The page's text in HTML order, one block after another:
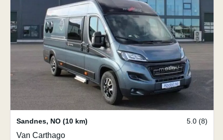
Sandnes, NO (10 km) 5.0 (8)
Van Carthago